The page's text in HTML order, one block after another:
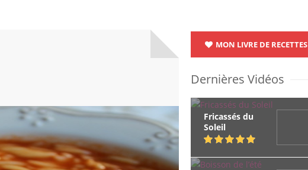
MON LIVRE DE RECETTES
Dernières Vidéos
Fricassés du
Soleil